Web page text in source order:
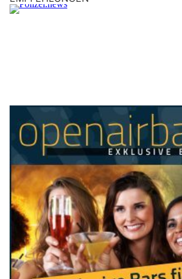
Wettingen AG: Polizeihund
Billettautomaten-Knacker nach
21.07.26 VON POLIZEI.NEWS REDAKTION
Nach einem mutmasslichen Diebstahl
Billettautomaten nahm die
Wettingen zwei Männer fest.
Bei der Festnahme bissein Polizeihund
Tatverdächtigen in den Unterarm.
Weiterlesen